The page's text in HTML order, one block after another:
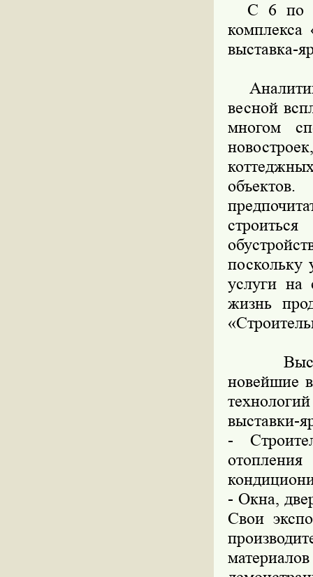
С 6 по
комплекса
выставка-
весной
многом
поскольку
услуги на
жизнь
новейшие
выставки-
-
- Окна,
Свои